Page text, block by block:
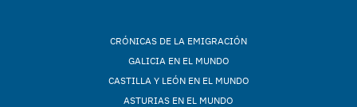
CRÓNICAS DE LA EMIGRACIÓN
GALICIA EN EL MUNDO
CASTILLA Y LEÓN EN EL MUNDO
ASTURIAS EN EL MUNDO